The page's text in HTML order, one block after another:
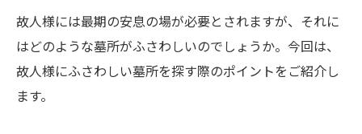
故人様には最期の安息の場が必要とされますが、それに
はどのような墓所がふさわしいのでしょうか。今回は、
故人様にふさわしい墓所を探す際のポイントをご紹介し
ます。